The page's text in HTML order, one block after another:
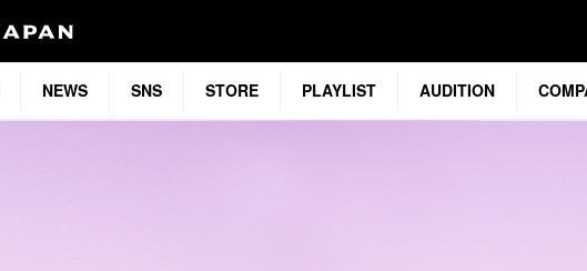
NEWS SNS STORE PLAYLIST AUDITION